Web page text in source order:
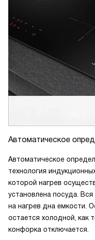
Автоматическое
Автоматическое
технология
которой нагрев
установлена посуда.
на нагрев дна емкости.
остается холодной, как
конфорка отключается.